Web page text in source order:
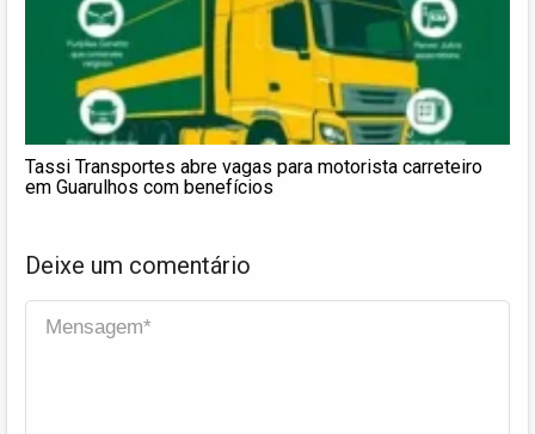
Tassi Transportes abre vagas para motorista carreteiro
em Guarulhos com benefícios
Deixe um comentário